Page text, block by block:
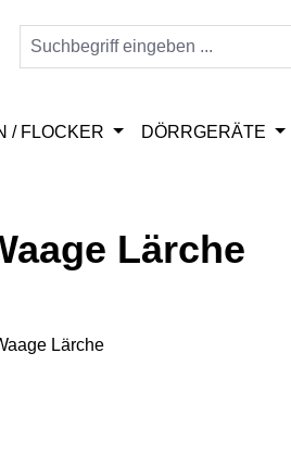
/ FLOCKER DÖRRGERÄTE
Lärche